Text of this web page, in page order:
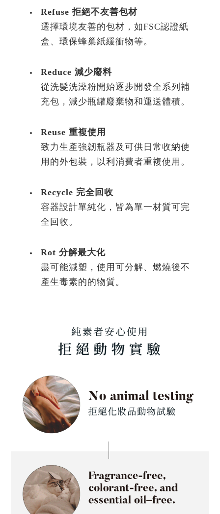
Refuse 拒絕不友善包材
選擇環境友善的包材，如FSC認證紙
盒、環保蜂巢紙緩衝物等。
Reduce 減少廢料
從洗髮洗澡粉開始逐步開發全系列補
充包，減少瓶罐廢棄物和運送體積。
Reuse 重複使用
致力生產強韌瓶器及可供日常收納使
用的外包裝，以利消費者重複使用。
Recycle 完全回收
容器設計單純化，皆為單一材質可完
全回收。
Rot 分解最大化
盡可能減塑，使用可分解、燃燒後不
產生毒素的的物質。